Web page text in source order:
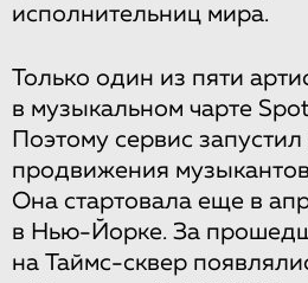
исполнительниц мира.
Только один из пяти
в музыкальном чарте
Поэтому сервис
продвижения
Она стартовала еще в
в Нью-Йорке. За
на Таймс-сквер